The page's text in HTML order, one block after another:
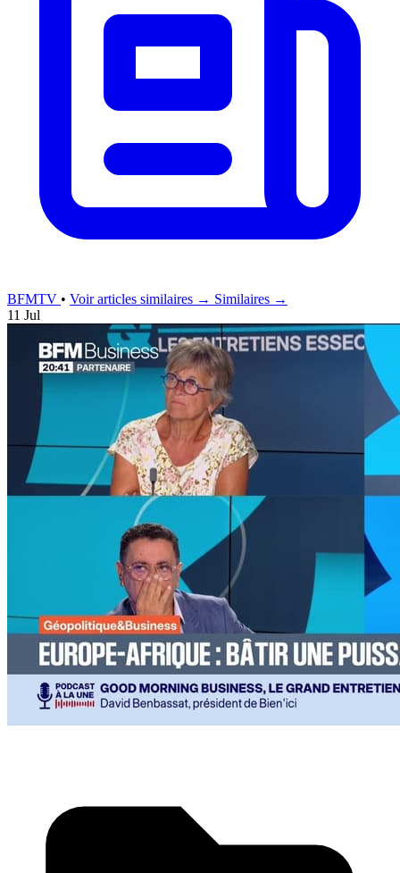
BFMTV • Voir articles similaires → Similaires →
11 Jul